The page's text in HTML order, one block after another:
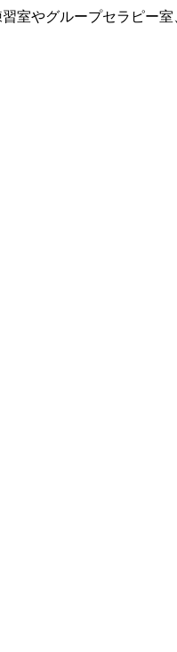
室やグループセラピー